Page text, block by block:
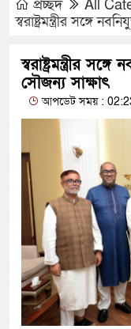
প্রচ্ছদ All
স্বরাষ্ট্রমন্ত্রীর সঙ্গে
স্বরাষ্ট্রমন্ত্রীর
সৌজন্য সাক্ষাৎ
আপডেট সময় :